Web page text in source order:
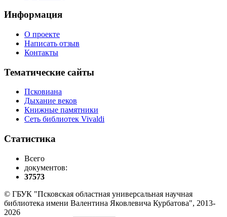
Информация
О проекте
Написать отзыв
Контакты
Тематические сайты
Псковиана
Дыхание веков
Книжные памятники
Сеть библиотек Vivaldi
Статистика
Всего
документов:
37573
© ГБУК "Псковская областная универсальная научная
библиотека имени Валентина Яковлевича Курбатова", 2013-
2026